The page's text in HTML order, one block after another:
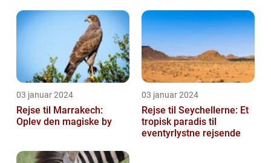
03 januar 2024
Rejse til Marrakech:
Oplev den magiske by
03 januar 2024
Rejse til Seychellerne: Et
tropisk paradis til
eventyrlystne rejsende